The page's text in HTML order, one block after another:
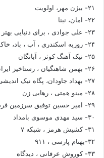
۲۱- بیژن مهر، اولویت
۲۲- امان، نینا
۲۳- علی جوادی ، برای دنیایی بهتر
۲۴- روزبه اسکندری ، آب ، باد، خاک
۲۵- نیک آهنگ کوثر ، آبانگان
۲۶- بهمن شاهنگیان ، رستاخیز ایرانگرایان
۲۷- بهداد جاودان، پگاه نیک اندیشی
۲۸- مینو همتی ، رهایی زن
۲۹- امیر حسین توفیق سرزمین فرصت ها
۳۰- سید مهدی موسوی بامداد
۳۱- کشیش هرمز ، شبکه ۷
۳۲-بهنام پارسی ، ۹۱۱
۳۳- کوروش عرفانی ، دیدگاه